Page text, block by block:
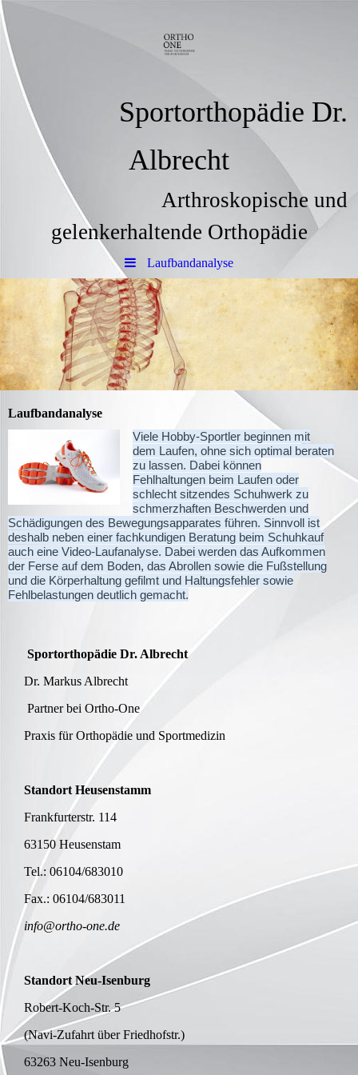
Sportorthopädie Dr.
Albrecht
Arthroskopische und
gelenkerhaltende Orthopädie
Laufbandanalyse
Laufbandanalyse
Viele Hobby-Sportler beginnen mit
dem Laufen, ohne sich optimal beraten
zu lassen. Dabei können
Fehlhaltungen beim Laufen oder
schlecht sitzendes Schuhwerk zu
schmerzhaften Beschwerden und
Schädigungen des Bewegungsapparates führen. Sinnvoll ist
deshalb neben einer fachkundigen Beratung beim Schuhkauf
auch eine Video-Laufanalyse. Dabei werden das Aufkommen
der Ferse auf dem Boden, das Abrollen sowie die Fußstellung
und die Körperhaltung gefilmt und Haltungsfehler sowie
Fehlbelastungen deutlich gemacht.
Sportorthopädie Dr. Albrecht
Dr. Markus Albrecht
Partner bei Ortho-One
Praxis für Orthopädie und Sportmedizin
Standort Heusenstamm
Frankfurterstr. 114
63150 Heusenstam
Tel.: 06104/683010
Fax.: 06104/683011
info@ortho-one.de
Standort Neu-Isenburg
Robert-Koch-Str. 5
(Navi-Zufahrt über Friedhofstr.)
63263 Neu-Isenburg